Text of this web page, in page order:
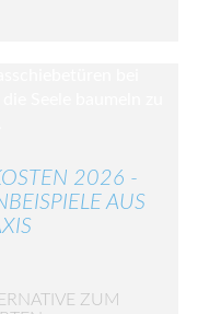
2026 -
AUS
ZUM